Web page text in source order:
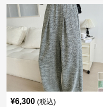
¥6,300 (税込)